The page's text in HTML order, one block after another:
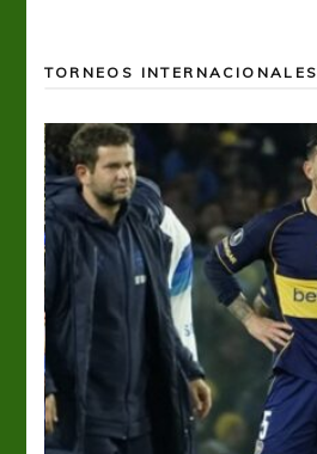
TORNEOS INTERNACIONALES